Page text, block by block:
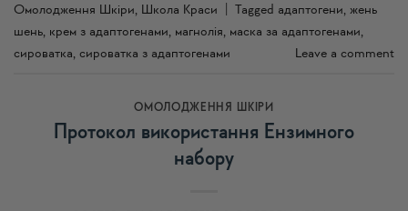
Омолодження Шкіри, Школа Краси Tagged адаптогени, жень
шень, крем з адаптогенами, магнолія, маска за адаптогенами,
сироватка, сироватка з адаптогенами Leave a comment
ОМОЛОДЖЕННЯ ШКІРИ
Протокол використання Ензимного
набору